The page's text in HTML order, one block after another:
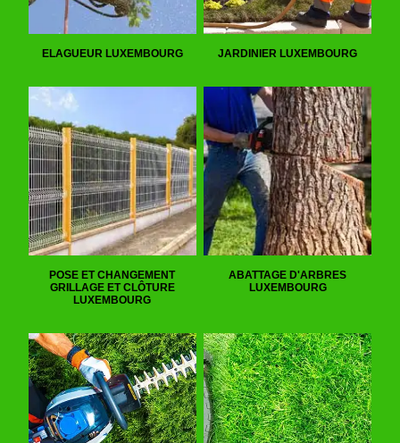
ELAGUEUR LUXEMBOURG JARDINIER LUXEMBOURG
POSE ET CHANGEMENT
GRILLAGE ET CLÔTURE
LUXEMBOURG
ABATTAGE D'ARBRES
LUXEMBOURG